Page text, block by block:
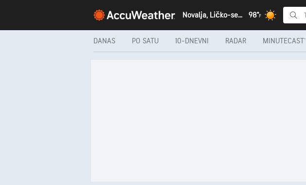
Novalja, Ličko-senjska 98°F
DANAS PO SATU 10-DNEVNI RADAR MINUTECAST®